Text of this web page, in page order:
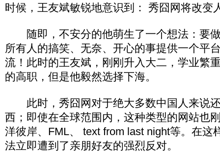
时候，王友斌敏锐地意识到： 秀囧网将改变
随即，不安分的他萌生了一个想法：要
所有人的搞笑、无奈、开心的事提供一个平
流！此时的王友斌，刚刚升入大二，学业繁
的高职，但是他毅然选择下海。
此时，秀囧网对于绝大多数中国人来说
西；即使在全球范围内，这种类型的网站也
洋彼岸、FML、 text from last night等。在这
法立即遭到了亲朋好友的强烈反对。